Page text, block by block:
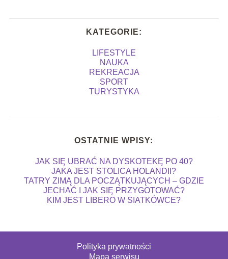
KATEGORIE:
LIFESTYLE
NAUKA
REKREACJA
SPORT
TURYSTYKA
OSTATNIE WPISY:
JAK SIĘ UBRAĆ NA DYSKOTEKĘ PO 40?
JAKA JEST STOLICA HOLANDII?
TATRY ZIMĄ DLA POCZĄTKUJĄCYCH – GDZIE
JECHAĆ I JAK SIĘ PRZYGOTOWAĆ?
KIM JEST LIBERO W SIATKÓWCE?
Polityka prywatności
Mapa serwisu